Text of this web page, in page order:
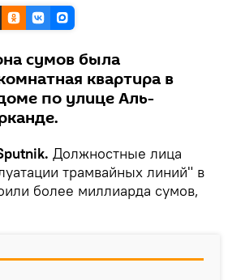
сумов была
квартира в
по улице Аль-
Должностные лица
трамвайных линий" в
более миллиарда сумов,